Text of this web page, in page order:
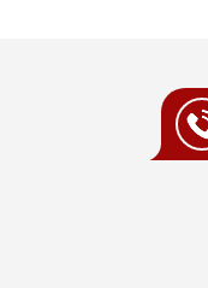
lỗi trong vòng 7–14
nghệ của thương hiệu,